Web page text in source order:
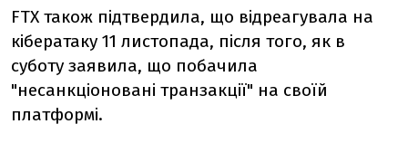
FTX також підтвердила, що відреагувала на
кібератаку 11 листопада, після того, як в
суботу заявила, що побачила
"несанкціоновані транзакції" на своїй
платформі.